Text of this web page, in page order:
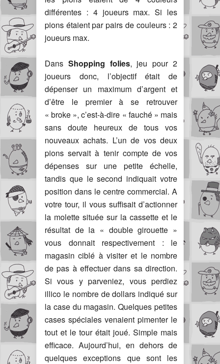
différentes : 4 joueurs max. Si les
pions étaient par pairs de couleurs : 2
joueurs max.
Dans Shopping folies, jeu pour 2
joueurs donc, l’objectif était de
dépenser un maximum d’argent et
d’être le premier à se retrouver
« broke », c’est-à-dire « fauché » mais
sans doute heureux de tous vos
nouveaux achats. L’un de vos deux
pions servait à tenir compte de vos
dépenses sur une petite échelle,
tandis que le second indiquait votre
position dans le centre commercial. A
votre tour, il vous suffisait d’actionner
la molette située sur la cassette et le
résultat de la « double girouette »
vous donnait respectivement : le
magasin ciblé à visiter et le nombre
de pas à effectuer dans sa direction.
Si vous y parveniez, vous perdiez
illico le nombre de dollars indiqué sur
la case du magasin. Quelques petites
cases spéciales venaient pimenter le
tout et le tour était joué. Simple mais
efficace. Aujourd’hui, en dehors de
quelques exceptions que sont les